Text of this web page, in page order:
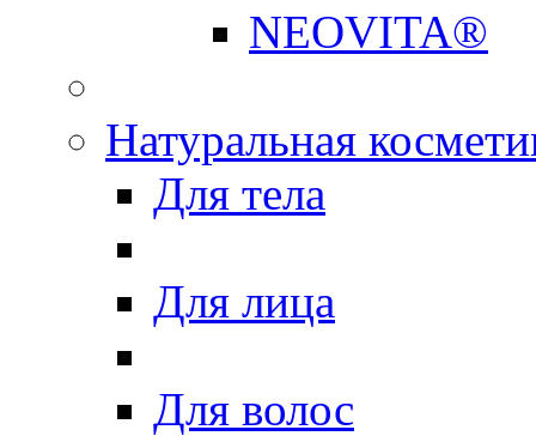
NEOVITA®
Натуральная
Для тела
Для лица
Для волос